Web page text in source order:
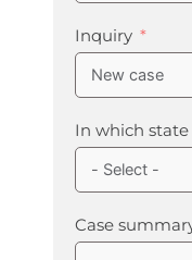
Inquiry
In which
Case